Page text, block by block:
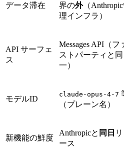
データ滞在
界の外（
理インフラ）
API サーフェ
ス
Messages API（フ
ストパーティと同
一）
モデルID
claude-opus-4-7
（プレーン名）
新機能の鮮度
Anthropicと 同日
ース